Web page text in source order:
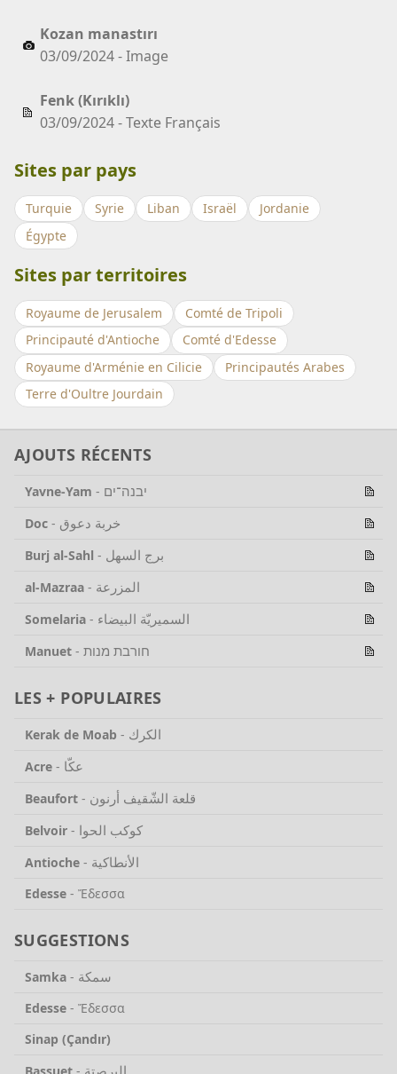
Kozan manastırı
03/09/2024 - Image
Fenk (Kırıklı)
03/09/2024 - Texte Français
Sites par pays
Turquie Syrie Liban Israël
Jordanie
Égypte
Sites par territoires
Royaume de Jerusalem
Comté de Tripoli
Principauté d'Antioche
Comté d'Edesse
Royaume d'Arménie en Cilicie
Principautés Arabes
Terre d'Oultre Jourdain
AJOUTS RÉCENTS
Yavne-Yam - יבנה־ים
Doc - خربة دعوق
Burj al-Sahl - برج السهل
al-Mazraa - المزرعة
Somelaria - السميريّة البيضاء
Manuet - חורבת מנות
LES + POPULAIRES
Kerak de Moab - الكرك
Acre - عكّا
Beaufort - قلعة الشّقيف أرنون
Belvoir - كوكب الحوا
Antioche - الأنطاكية
Edesse - Ἔδεσσα
SUGGESTIONS
Samka - سمكة
Edesse - Ἔδεσσα
Sinap (Çandır)